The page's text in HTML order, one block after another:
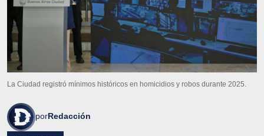
La Ciudad registró mínimos históricos en homicidios y robos durante 2025.
porRedacción